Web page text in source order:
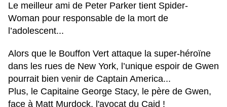
Le meilleur ami de Peter Parker tient Spider-
Woman pour responsable de la mort de
l’adolescent...
Alors que le Bouffon Vert attaque la super-héroïne
dans les rues de New York, l’unique espoir de Gwen
pourrait bien venir de Captain America...
Plus, le Capitaine George Stacy, le père de Gwen,
face à Matt Murdock, l'avocat du Caid !